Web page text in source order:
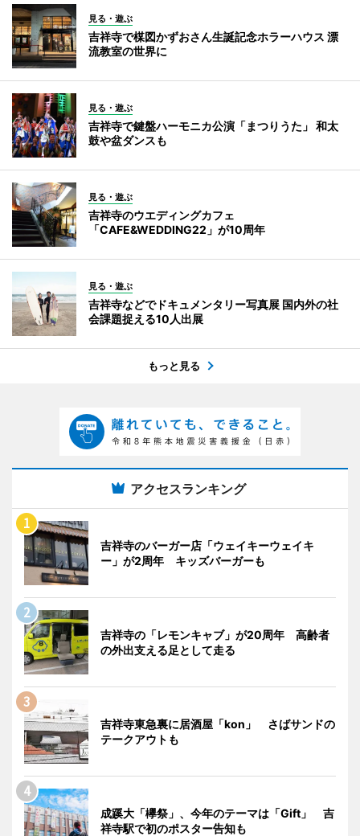
見る・遊ぶ
吉祥寺で楳図かずおさん生誕記念ホラーハウス 漂
流教室の世界に
見る・遊ぶ
吉祥寺で鍵盤ハーモニカ公演「まつりうた」 和太
鼓や盆ダンスも
見る・遊ぶ
吉祥寺のウエディングカフェ
「CAFE&WEDDING22」が10周年
見る・遊ぶ
吉祥寺などでドキュメンタリー写真展 国内外の社
会課題捉える10人出展
もっと見る
アクセスランキング
吉祥寺のバーガー店「ウェイキーウェイキ
ー」が2周年 キッズバーガーも
吉祥寺の「レモンキャブ」が20周年 高齢者
の外出支える足として走る
吉祥寺東急裏に居酒屋「kon」 さばサンドの
テークアウトも
成蹊大「欅祭」、今年のテーマは「Gift」 吉
祥寺駅で初のポスター告知も